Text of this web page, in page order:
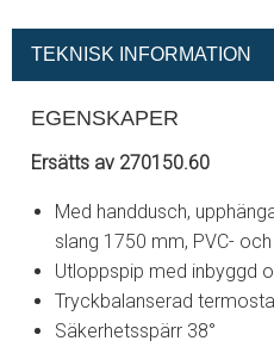
TEKNISK INFORMATION
EGENSKAPER
Ersätts av 270150.60
Med handdusch,
slang 1750 mm, PVC-
Utloppspip med inbyggd
Tryckbalanserad
Säkerhetsspärr 38°